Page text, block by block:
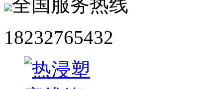
全国服务热线
18232765432